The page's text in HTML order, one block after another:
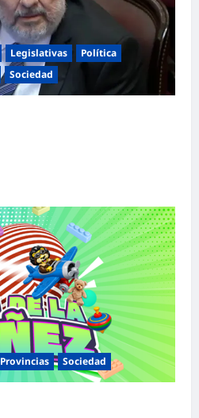
Legislativas
Política
Sociedad
Provincias Sociedad